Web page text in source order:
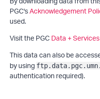
PGC'sAcknowledgement
used.
Visit the PGCData + Services
This data can also be
by using
authentication required).